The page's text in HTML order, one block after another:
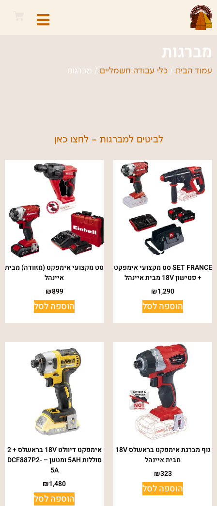
מברגות
עמוד הבית / כלי עבודה חשמליים / מברגות
לביטים למברגות – לחצו כאן
SET FRANCE סט מקצועי אימפקט
+ פטישון 18V מבית איינהל
₪1,290
הוספה לסל
סט מקצועי אימפקט (מזוודה) מבית
איינהל
₪899
הוספה לסל
גוף מברגת אימפקט בראשלס 18V
מבית איינהל
₪323
הוספה לסל
אימפקט דיוולט 18V בראשלס + 2
סוללות 5AH ומטען – DCF887P2-
5A
₪1,480
הוספה לסל